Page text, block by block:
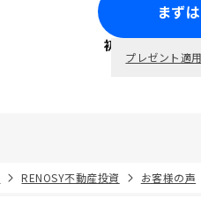
まず
初回面談で
プレゼント適
RENOSY不動産投資 お客様の声